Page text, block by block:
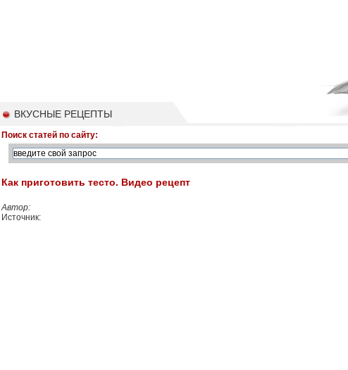
ВКУСНЫЕ РЕЦЕПТЫ
Поиск статей по сайту:
Как приготовить тесто. Видео рецепт
Автор:
Источник: